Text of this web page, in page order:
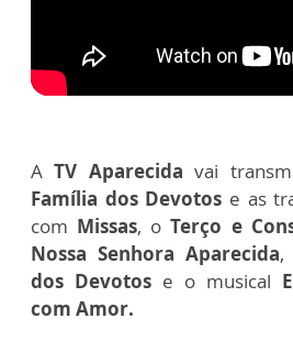
ATV Aparecidavai
Família dos Devotos e as
com Missas, oTerço e
Nossa Senhora Aparecida,
dos Devotos e o musical
com Amor.